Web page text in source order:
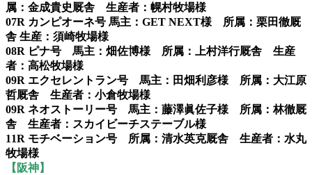
属：金成貴史厩舎 生産者：幌村牧場様
07R カンピオーネ号 馬主：GET NEXT様 所属：栗田徹厩
舎 生産：須崎牧場様
08R ピナ号 馬主：畑佐博様 所属：上村洋行厩舎 生産
者：高松牧場様
09R エクセレントラン号 馬主：田畑利彦様 所属：大江原
哲厩舎 生産者：小倉牧場様
09R ネオストーリー号 馬主：藤澤眞佐子様 所属：林徹厩
舎 生産者：スカイビーチステーブル様
11R モチベーション号 所属：清水英克厩舎 生産者：水丸
牧場様
【阪神】